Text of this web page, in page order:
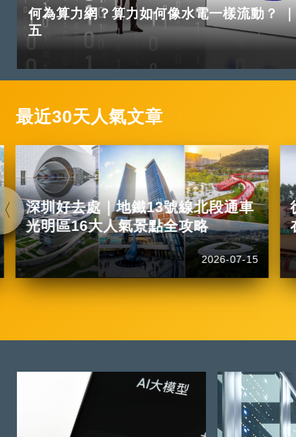
何為算力網？算力如何像水電一樣流動？
五
最近30天人氣文章
深圳好去處｜地鐵13號線北段通車
光明區16大人氣景點全攻略
2026-07-15